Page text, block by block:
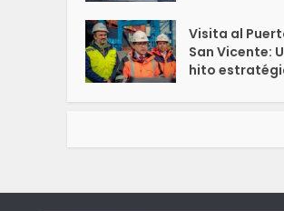
Visita al
San Vicente:
hito